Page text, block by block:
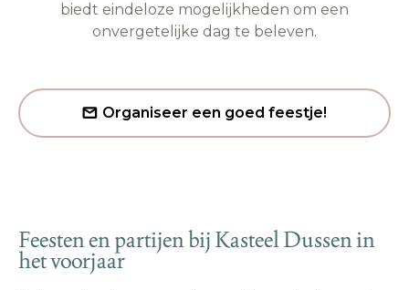
biedt eindeloze mogelijkheden om een
onvergetelijke dag te beleven.
Organiseer een goed feestje!
Feesten en partijen bij Kasteel Dussen in
het voorjaar